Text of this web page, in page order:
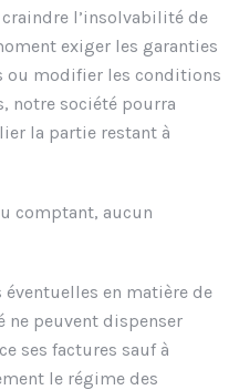
l’insolvabilité de
exiger les garanties
ou modifier les conditions
notre société pourra
la partie restant à
comptant, aucun
en matière de
peuvent dispenser
ses factures sauf à
le régime des